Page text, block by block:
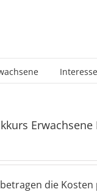
die